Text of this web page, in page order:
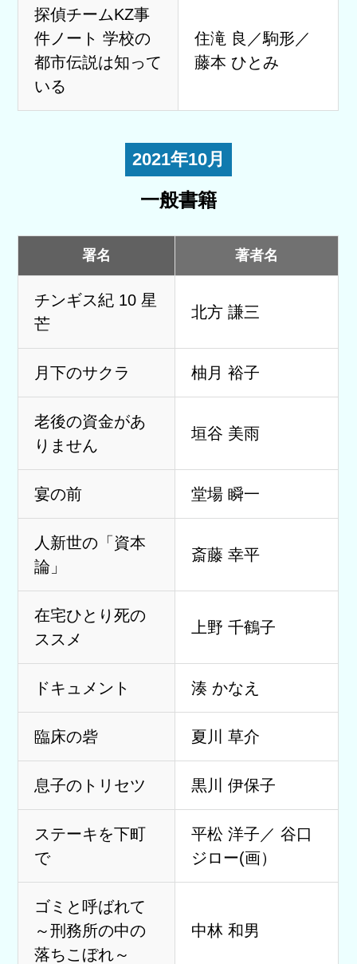
探偵チームKZ事
件ノート 学校の
都市伝説は知って
いる
住滝 良／駒形／
藤本 ひとみ
2021年10月
一般書籍
署名 著者名
チンギス紀 10 星
芒
北方 謙三
月下のサクラ 柚月 裕子
老後の資金があ
りません
垣谷 美雨
宴の前 堂場 瞬一
人新世の「資本
論」
斎藤 幸平
在宅ひとり死の
ススメ
上野 千鶴子
ドキュメント 湊 かなえ
臨床の砦 夏川 草介
息子のトリセツ 黒川 伊保子
ステーキを下町
で
平松 洋子／ 谷口
ジロー(画）
ゴミと呼ばれて
～刑務所の中の
落ちこぼれ～
中林 和男